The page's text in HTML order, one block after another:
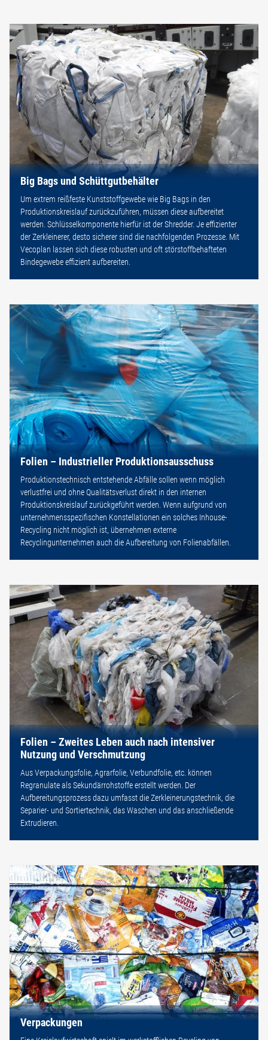
Big Bags und Schüttgutbehälter
Um extrem reißfeste Kunststoffgewebe wie Big Bags in den
Produktionskreislauf zurückzuführen, müssen diese aufbereitet
werden. Schlüsselkomponente hierfür ist der Shredder. Je effizienter
der Zerkleinerer, desto sicherer sind die nachfolgenden Prozesse. Mit
Vecoplan lassen sich diese robusten und oft störstoffbehafteten
Bindegewebe effizient aufbereiten.
Folien – Industrieller Produktionsausschuss
Produktionstechnisch entstehende Abfälle sollen wenn möglich
verlustfrei und ohne Qualitätsverlust direkt in den internen
Produktionskreislauf zurückgeführt werden. Wenn aufgrund von
unternehmensspezifischen Konstellationen ein solches Inhouse-
Recycling nicht möglich ist, übernehmen externe
Recyclingunternehmen auch die Aufbereitung von Folienabfällen.
Folien – Zweites Leben auch nach intensiver
Nutzung und Verschmutzung
Aus Verpackungsfolie, Agrarfolie, Verbundfolie, etc. können
Regranulate als Sekundärrohstoffe erstellt werden. Der
Aufbereitungsprozess dazu umfasst die Zerkleinerungstechnik, die
Separier- und Sortiertechnik, das Waschen und das anschließende
Extrudieren.
Verpackungen